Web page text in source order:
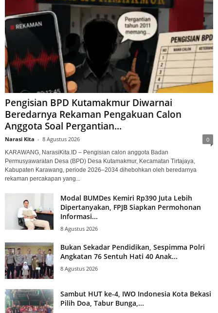
Pengisian BPD Kutamakmur Diwarnai
Beredarnya Rekaman Pengakuan Calon
Anggota Soal Pergantian...
Narasi Kita - 8 Agustus 2026 0
KARAWANG, NarasiKita.ID – Pengisian calon anggota Badan
Permusyawaratan Desa (BPD) Desa Kutamakmur, Kecamatan Tirtajaya,
Kabupaten Karawang, periode 2026–2034 dihebohkan oleh beredarnya
rekaman percakapan yang...
Modal BUMDes Kemiri Rp390 Juta Lebih
Dipertanyakan, FPJB Siapkan Permohonan
Informasi...
8 Agustus 2026
Bukan Sekadar Pendidikan, Sespimma Polri
Angkatan 76 Sentuh Hati 40 Anak...
8 Agustus 2026
Sambut HUT ke-4, IWO Indonesia Kota Bekasi
Pilih Doa, Tabur Bunga,...